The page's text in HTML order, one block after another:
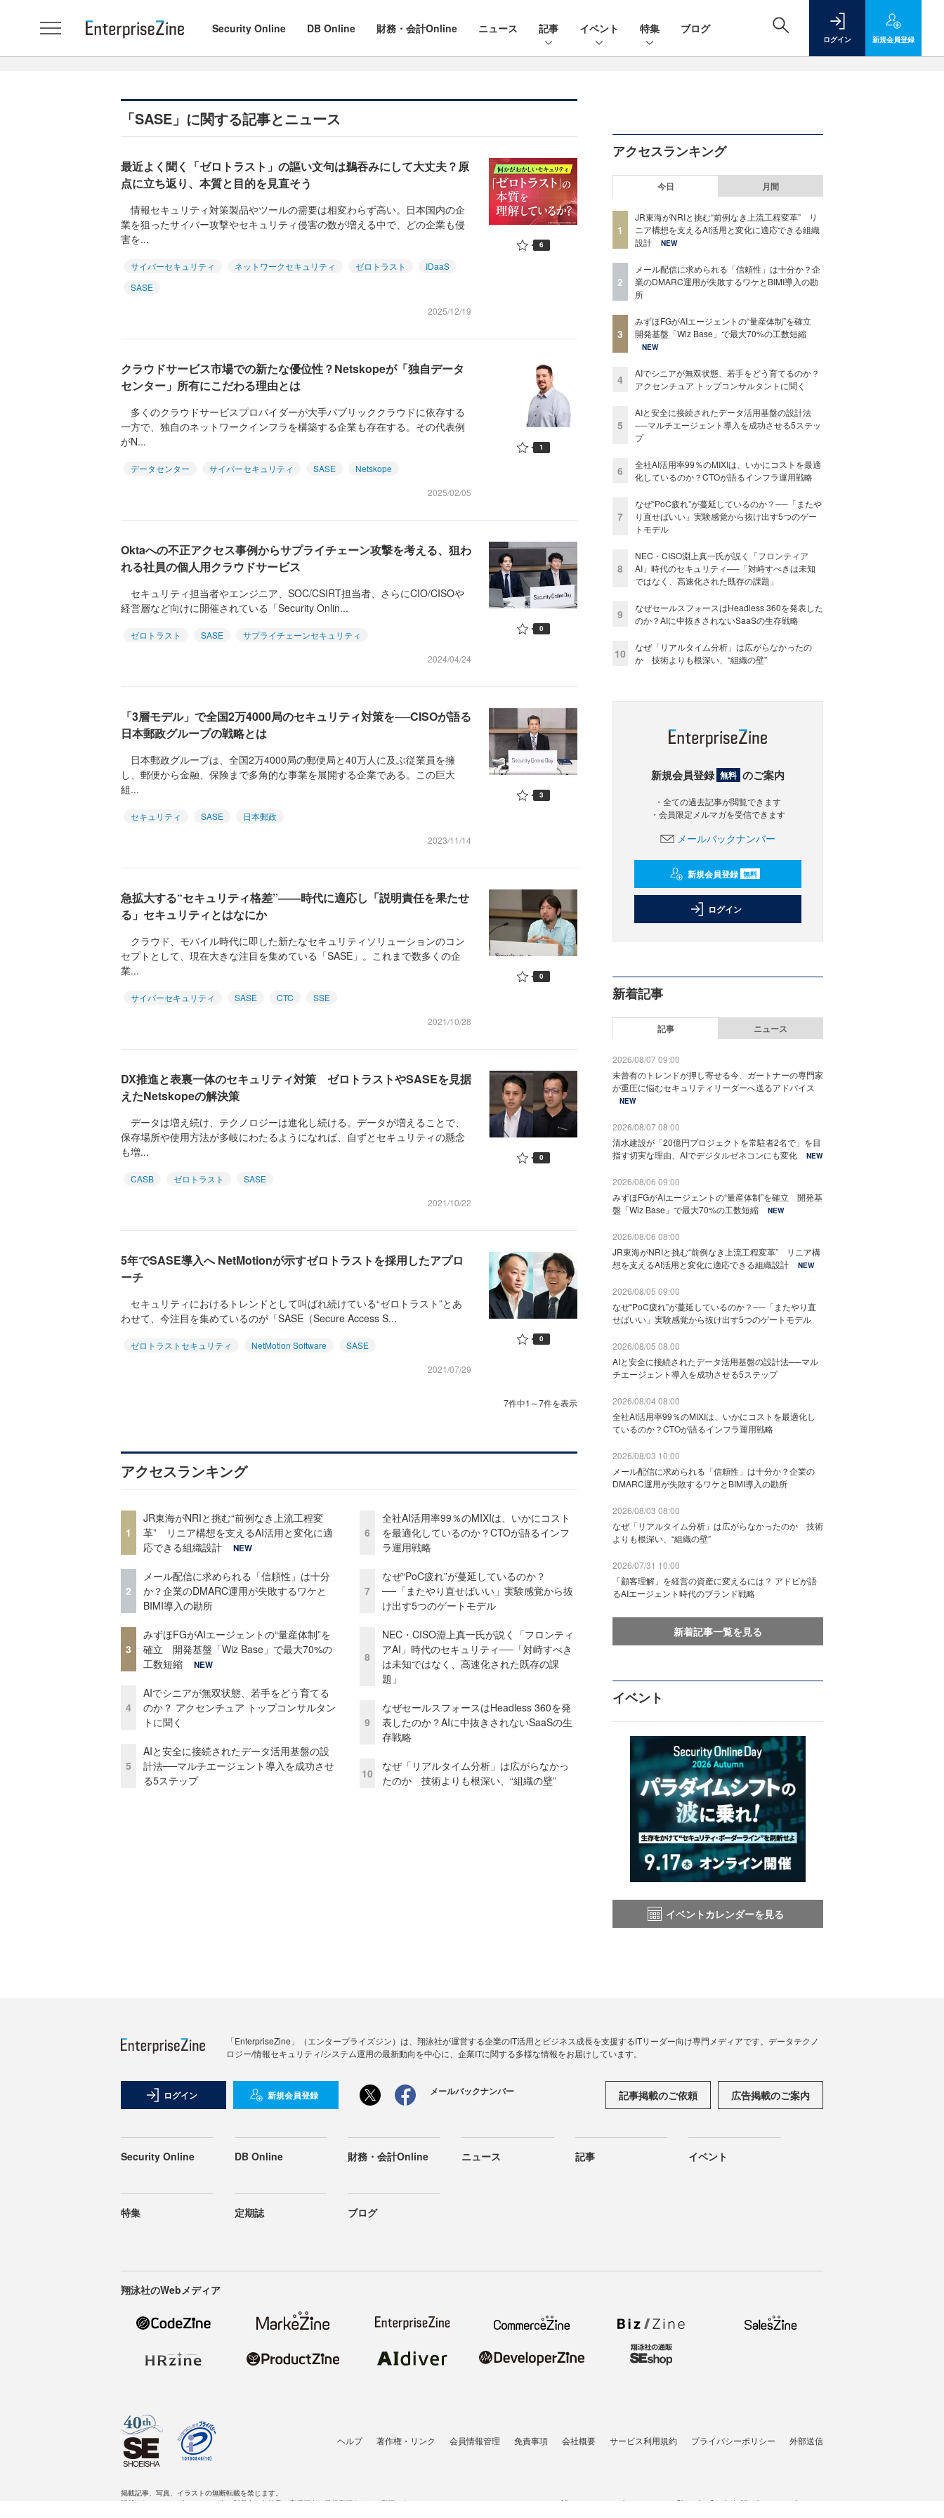
Security Online DB Online 財務・会計Online ニュース 記事 イベント 特集 ブログ
ログイン 新規会員登録
「SASE」に関する記事とニュース
最近よく聞く「ゼロトラスト」の謳い文句は鵜吞みにして大丈夫？原
点に立ち返り、本質と目的を見直そう
情報セキュリティ対策製品やツールの需要は相変わらず高い。日本国内の企
業を狙ったサイバー攻撃やセキュリティ侵害の数が増える中で、どの企業も侵
害を...
サイバーセキュリティ ネットワークセキュリティ ゼロトラスト
IDaaS
SASE
2025/12/19
6
クラウドサービス市場での新たな優位性？Netskopeが「独自データ
センター」所有にこだわる理由とは
多くのクラウドサービスプロバイダーが大手パブリッククラウドに依存する
一方で、独自のネットワークインフラを構築する企業も存在する。その代表例
がN...
データセンター サイバーセキュリティ SASE
Netskope
2025/02/05
1
Oktaへの不正アクセス事例からサプライチェーン攻撃を考える、狙わ
れる社員の個人用クラウドサービス
セキュリティ担当者やエンジニア、SOC/CSIRT担当者、さらにCIO/CISOや
経営層など向けに開催されている「Security Onlin...
ゼロトラスト SASE
サプライチェーンセキュリティ
2024/04/24
0
「3層モデル」で全国2万4000局のセキュリティ対策を──CISOが語る
日本郵政グループの戦略とは
日本郵政グループは、全国2万4000局の郵便局と40万人に及ぶ従業員を擁
し、郵便から金融、保険まで多角的な事業を展開する企業である。この巨大
組...
セキュリティ SASE
日本郵政
2023/11/14
3
急拡大する“セキュリティ格差”――時代に適応し「説明責任を果たせ
る」セキュリティとはなにか
クラウド、モバイル時代に即した新たなセキュリティソリューションのコン
セプトとして、現在大きな注目を集めている「SASE」。これまで数多くの企
業...
サイバーセキュリティ SASE CTC
SSE
2021/10/28
0
DX推進と表裏一体のセキュリティ対策 ゼロトラストやSASEを見据
えたNetskopeの解決策
データは増え続け、テクノロジーは進化し続ける。データが増えることで、
保存場所や使用方法が多岐にわたるようになれば、自ずとセキュリティの懸念
も増...
CASB ゼロトラスト
SASE
2021/10/22
0
5年でSASE導入へ NetMotionが示すゼロトラストを採用したアプロ
ーチ
セキュリティにおけるトレンドとして叫ばれ続けている“ゼロトラスト”とあ
わせて、今注目を集めているのが「SASE（Secure Access S...
ゼロトラストセキュリティ NetMotion Software
SASE
2021/07/29
0
7件中1～7件を表示
アクセスランキング
1
JR東海がNRIと挑む“前例なき上流工程変
革” リニア構想を支えるAI活用と変化に適
応できる組織設計
NEW
2
メール配信に求められる「信頼性」は十分
か？企業のDMARC運用が失敗するワケと
BIMI導入の勘所
3
みずほFGがAIエージェントの“量産体制”を
確立 開発基盤「Wiz Base」で最大70%の
工数短縮
NEW
4
AIでシニアが無双状態、若手をどう育てる
のか？ アクセンチュア トップコンサルタン
トに聞く
5
AIと安全に接続されたデータ活用基盤の設
計法──マルチエージェント導入を成功させ
る5ステップ
6
全社AI活用率99％のMIXIは、いかにコスト
を最適化しているのか？CTOが語るインフ
ラ運用戦略
7
なぜ“PoC疲れ”が蔓延しているのか？
──「またやり直せばいい」実験感覚から抜
け出す5つのゲートモデル
8
NEC・CISO淵上真一氏が説く「フロンティ
アAI」時代のセキュリティ──「対峙すべき
は未知ではなく、高速化された既存の課
題」
9
なぜセールスフォースはHeadless 360を発
表したのか？AIに中抜きされないSaaSの生
存戦略
10
なぜ「リアルタイム分析」は広がらなかっ
たのか 技術よりも根深い、“組織の壁”
アクセスランキング
今日 月間
1
JR東海がNRIと挑む“前例なき上流工程変革” リ
ニア構想を支えるAI活用と変化に適応できる組織
設計
NEW
2
メール配信に求められる「信頼性」は十分か？企
業のDMARC運用が失敗するワケとBIMI導入の勘
所
3
みずほFGがAIエージェントの“量産体制”を確立
開発基盤「Wiz Base」で最大70%の工数短縮
NEW
4
AIでシニアが無双状態、若手をどう育てるのか？
アクセンチュア トップコンサルタントに聞く
5
AIと安全に接続されたデータ活用基盤の設計法
──マルチエージェント導入を成功させる5ステッ
プ
6
全社AI活用率99％のMIXIは、いかにコストを最適
化しているのか？CTOが語るインフラ運用戦略
7
なぜ“PoC疲れ”が蔓延しているのか？──「またや
り直せばいい」実験感覚から抜け出す5つのゲー
トモデル
8
NEC・CISO淵上真一氏が説く「フロンティア
AI」時代のセキュリティ──「対峙すべきは未知
ではなく、高速化された既存の課題」
9
なぜセールスフォースはHeadless 360を発表した
のか？AIに中抜きされないSaaSの生存戦略
10
なぜ「リアルタイム分析」は広がらなかったの
か 技術よりも根深い、“組織の壁”
新規会員登録 無料 のご案内
・全ての過去記事が閲覧できます
・会員限定メルマガを受信できます
メールバックナンバー
新規会員登録 無料
ログイン
新着記事
記事 ニュース
2026/08/07 09:00
未曾有のトレンドが押し寄せる今、ガートナーの専門家
が重圧に悩むセキュリティリーダーへ送るアドバイス
NEW
2026/08/07 08:00
清水建設が「20億円プロジェクトを常駐者2名で」を目
指す切実な理由、AIでデジタルゼネコンにも変化
NEW
2026/08/06 09:00
みずほFGがAIエージェントの“量産体制”を確立 開発基
盤「Wiz Base」で最大70%の工数短縮
NEW
2026/08/06 08:00
JR東海がNRIと挑む“前例なき上流工程変革” リニア構
想を支えるAI活用と変化に適応できる組織設計
NEW
2026/08/05 09:00
なぜ“PoC疲れ”が蔓延しているのか？──「またやり直
せばいい」実験感覚から抜け出す5つのゲートモデル
2026/08/05 08:00
AIと安全に接続されたデータ活用基盤の設計法──マル
チエージェント導入を成功させる5ステップ
2026/08/04 08:00
全社AI活用率99％のMIXIは、いかにコストを最適化し
ているのか？CTOが語るインフラ運用戦略
2026/08/03 10:00
メール配信に求められる「信頼性」は十分か？企業の
DMARC運用が失敗するワケとBIMI導入の勘所
2026/08/03 08:00
なぜ「リアルタイム分析」は広がらなかったのか 技術
よりも根深い、“組織の壁”
2026/07/31 10:00
「顧客理解」を経営の資産に変えるには？ アドビが語
るAIエージェント時代のブランド戦略
新着記事一覧を見る
イベント
イベントカレンダーを見る
「EnterpriseZine」（エンタープライズジン）は、翔泳社が運営する企業のIT活用とビジネス成長を支援するITリーダー向け専門メディアです。データテクノ
ロジー/情報セキュリティ/システム運用の最新動向を中心に、企業ITに関する多様な情報をお届けしています。
ログイン 新規会員登録 メールバックナンバー 記事掲載のご依頼 広告掲載のご案内
Security Online DB Online 財務・会計Online ニュース 記事 イベント
特集 定期誌 ブログ
翔泳社のWebメディア
ヘルプ 著作権・リンク 会員情報管理 免責事項 会社概要 サービス利用規約 プライバシーポリシー 外部送信
掲載記事、写真、イラストの無断転載を禁じます。
記載されているロゴ、システム名、製品名は各社及び商標権者の登録商標あるいは商標です。
All contents copyright © 2007-2026 Shoeisha Co., Ltd. All rights reserved. ver.1.5